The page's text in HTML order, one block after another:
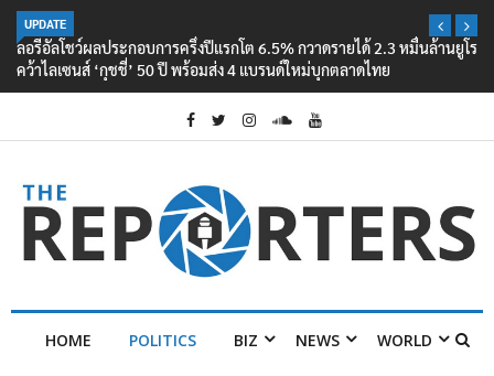
UPDATE
ลอรีอัลโชว์ผลประกอบการครึ่งปีแรกโต 6.5% กวาดรายได้ 2.3 หมื่นล้านยูโร
คว้าไลเซนส์ ‘กุชชี่’ 50 ปี พร้อมส่ง 4 แบรนด์ใหม่บุกตลาดไทย
HOME POLITICS BIZ NEWS WORLD